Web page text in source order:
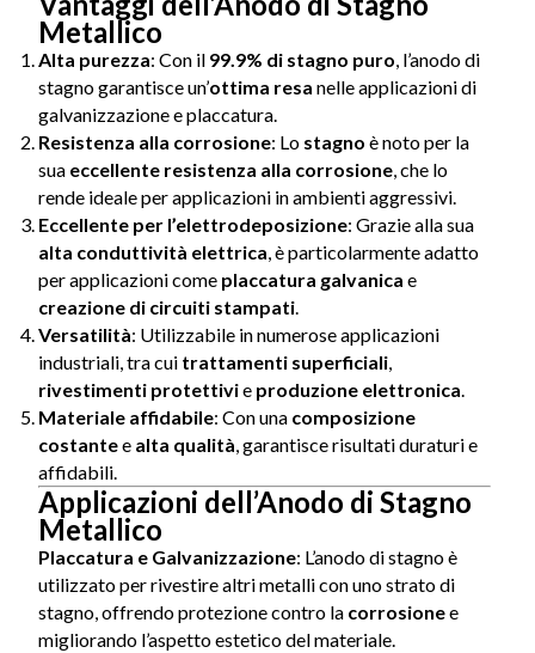
Metallico
Alta purezza: Con il 99.9% di stagno puro, l’anodo di
stagno garantisce un’ottima resa nelle applicazioni di
galvanizzazione e placcatura.
Resistenza alla corrosione: Lo stagno è noto per la
sua eccellente resistenza alla corrosione, che lo
rende ideale per applicazioni in ambienti aggressivi.
Eccellente per l’elettrodeposizione: Grazie alla sua
alta conduttività elettrica, è particolarmente adatto
per applicazioni come placcatura galvanica e
creazione di circuiti stampati.
Versatilità: Utilizzabile in numerose applicazioni
industriali, tra cui trattamenti superficiali,
rivestimenti protettivie produzione elettronica.
Materiale affidabile: Con una composizione
costantee alta qualità, garantisce risultati duraturi e
affidabili.
Applicazioni dell’Anodo di Stagno
Metallico
Placcatura e Galvanizzazione: L’anodo di stagno è
utilizzato per rivestire altri metalli con uno strato di
stagno, offrendo protezione contro la corrosionee
migliorando l’aspetto estetico del materiale.